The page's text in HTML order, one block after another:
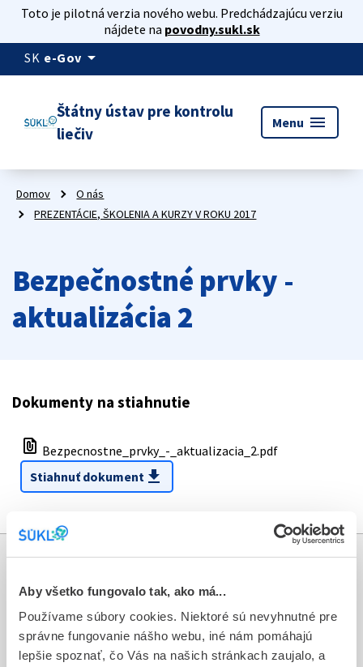
Aby všetko fungovalo tak, ako má...
Používame súbory cookies. Niektoré sú nevyhnutné pre
správne fungovanie nášho webu, iné nám pomáhajú
lepšie spoznať, čo Vás na našich stránkach zaujalo, a
Toto je pilotná verzia nového webu. Predchádzajúcu verziu
nájdete na povodny.sukl.sk
SK e-Gov arrow_drop_down
Štátny ústav pre kontrolu
liečiv
Menu menu
Domov
O nás
PREZENTÁCIE, ŠKOLENIA A KURZY V ROKU 2017
Bezpečnostné prvky -
aktualizácia 2
Dokumenty na stiahnutie
file_present Bezpecnostne_prvky_-_aktualizacia_2.pdf
Stiahnuť dokument download
Aktuality
Dotazník spokojnosti zákazníka